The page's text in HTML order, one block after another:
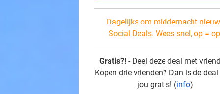
Dagelijks om middernacht
Social Deals. Wees snel, op =
Gratis?! - Deel deze deal met
Kopen drie vrienden? Dan is de
jou gratis! (info)